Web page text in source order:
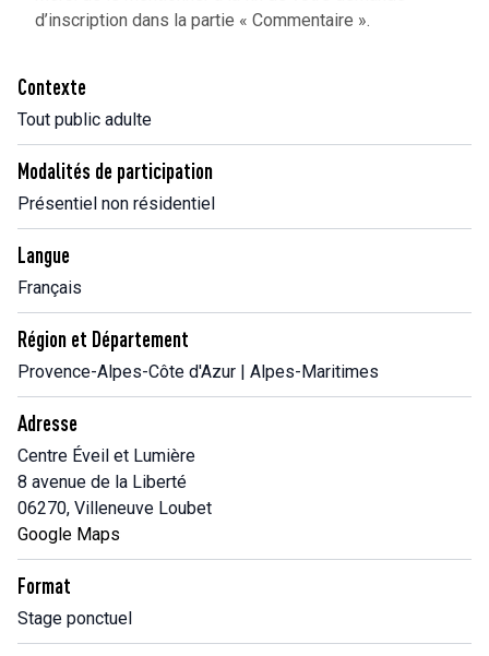
Contexte
Tout public adulte
Modalités de participation
Présentiel non résidentiel
Langue
Français
Région et Département
Provence-Alpes-Côte d'Azur | Alpes-Maritimes
Adresse
Centre Éveil et Lumière
8 avenue de la Liberté
06270, Villeneuve Loubet
Google Maps
Format
Stage ponctuel
d’inscription dans la partie « Commentaire ».